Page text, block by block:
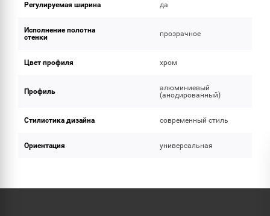
Регулируемая ширина да
Исполнение полотна
стенки
прозрачное
Цвет профиля хром
Профиль
алюминиевый
(анодированный)
Стилистика дизайна современный стиль
Ориентация универсальная